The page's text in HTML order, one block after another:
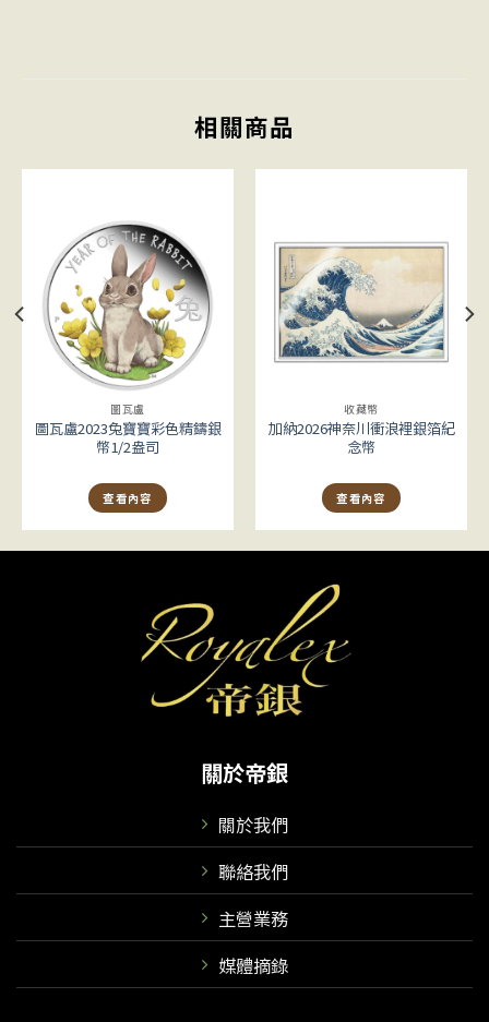
相關商品
圖瓦盧
圖瓦盧2023兔寶寶彩色精鑄銀
幣1/2盎司
查看內容
收藏幣
加納2026神奈川衝浪裡銀箔紀
念幣
查看內容
關於帝銀
關於我們
聯絡我們
主營業務
媒體摘錄